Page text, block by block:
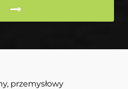
przemysłowy